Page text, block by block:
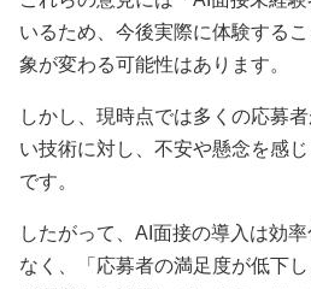
いるため、今後実際に体験する
象が変わる可能性はあります。
しかし、現時点では多くの応募
い技術に対し、不安や懸念を感
です。
したがって、AI面接の導入は効
なく、「応募者の満足度が低下